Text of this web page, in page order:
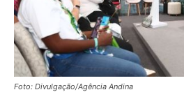
Foto: Divulgação/Agência Andina